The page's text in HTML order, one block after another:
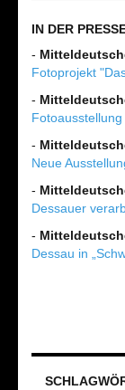
IN DER
-
Fotoprojekt
-
-
Neue
-
Dessauer
-
Dessau in